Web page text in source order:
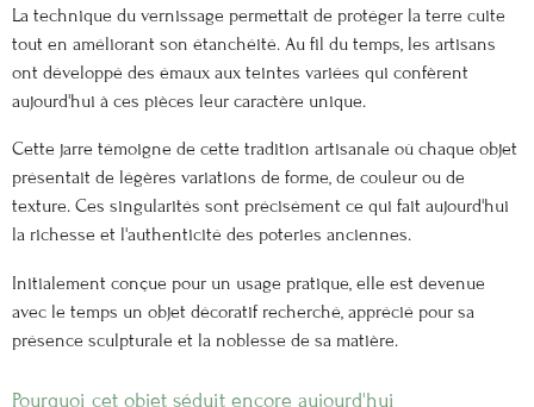
La technique du vernissage permettait de protéger la terre cuite
tout en améliorant son étanchéité. Au fil du temps, les artisans
ont développé des émaux aux teintes variées qui confèrent
aujourd'hui à ces pièces leur caractère unique.
Cette jarre témoigne de cette tradition artisanale où chaque objet
présentait de légères variations de forme, de couleur ou de
texture. Ces singularités sont précisément ce qui fait aujourd'hui
la richesse et l'authenticité des poteries anciennes.
Initialement conçue pour un usage pratique, elle est devenue
avec le temps un objet décoratif recherché, apprécié pour sa
présence sculpturale et la noblesse de sa matière.
Pourquoi cet objet séduit encore aujourd'hui